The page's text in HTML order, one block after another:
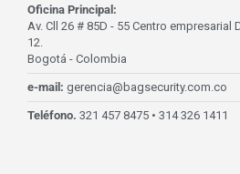
Oficina Principal:
Av. Cll 26 # 85D - 55 Centro empresarial
12.
Bogotá - Colombia
e-mail: gerencia@bagsecurity.com.co
Teléfono. 321 457 8475 • 314 326 1411